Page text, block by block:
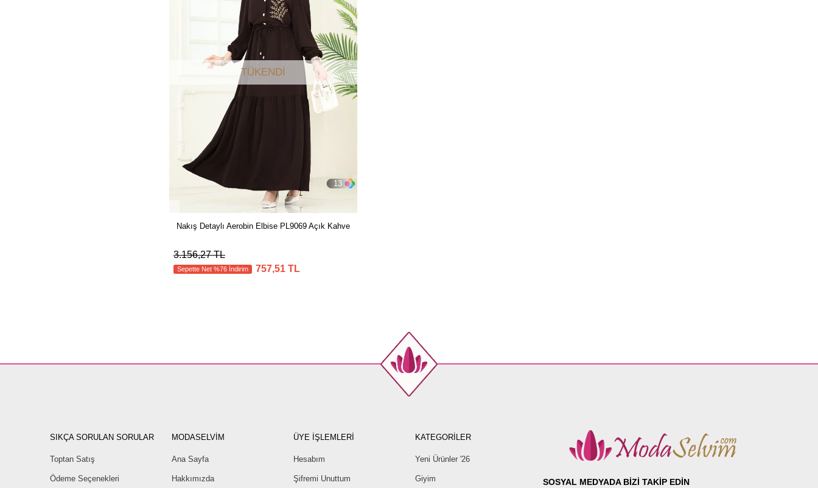
13
TÜKENDI
Nakış Detaylı Aerobin Elbise PL9069 Açık Kahve
3.156,27 TL
Sepette Net %76 İndirim 757,51 TL
SIKÇA SORULAN SORULAR
Toptan Satış
Ödeme Seçenekleri
MODASELVİM
Ana Sayfa
Hakkımızda
ÜYE İŞLEMLERİ
Hesabım
Şifremi Unuttum
KATEGORİLER
Yeni Ürünler '26
Giyim SOSYAL MEDYADA BİZİ TAKİP EDİN